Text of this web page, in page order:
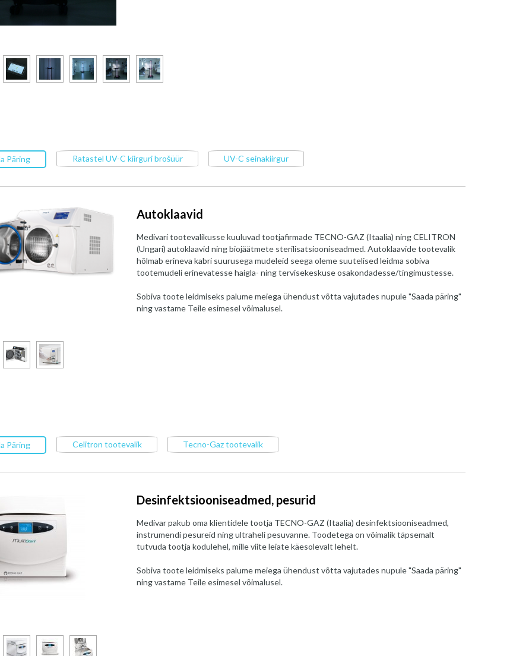
Päring Ratastel UV-C kiirguri brošüür UV-C seinakiirgur
Autoklaavid
Medivari tootevalikusse kuuluvad tootjafirmade TECNO-GAZ (Itaalia) ning CELITRON
(Ungari) autoklaavid ning biojäätmete sterilisatsiooniseadmed. Autoklaavide tootevalik
hõlmab erineva kabri suurusega mudeleid seega oleme suutelised leidma sobiva
tootemudeli erinevatesse haigla- ning tervisekeskuse osakondadesse/tingimustesse.
Sobiva toote leidmiseks palume meiega ühendust võtta vajutades nupule "Saada päring"
ning vastame Teile esimesel võimalusel.
Päring Celitron tootevalik Tecno-Gaz tootevalik
Desinfektsiooniseadmed, pesurid
Medivar pakub oma klientidele tootja TECNO-GAZ (Itaalia) desinfektsiooniseadmed,
instrumendi pesureid ning ultraheli pesuvanne. Toodetega on võimalik täpsemalt
tutvuda tootja kodulehel, mille viite leiate käesolevalt lehelt.
Sobiva toote leidmiseks palume meiega ühendust võtta vajutades nupule "Saada päring"
ning vastame Teile esimesel võimalusel.